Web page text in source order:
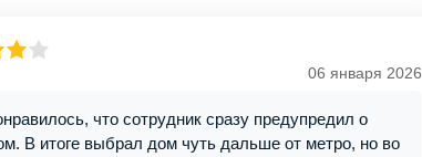
06 января 2026
что сотрудник сразу предупредил о
В итоге выбрал дом чуть дальше от метро, но во